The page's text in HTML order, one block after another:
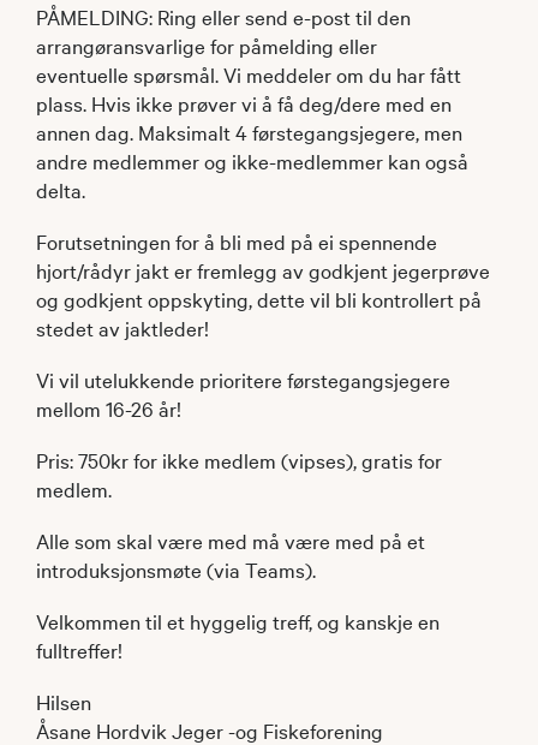
PÅMELDING: Ring eller send e-post til den
arrangøransvarlige for påmelding eller
eventuelle spørsmål. Vi meddeler om du har fått
plass. Hvis ikke prøver vi å få deg/dere med en
annen dag. Maksimalt 4 førstegangsjegere, men
andre medlemmer og ikke-medlemmer kan også
delta.
Forutsetningen for å bli med på ei spennende
hjort/rådyr jakt er fremlegg av godkjent jegerprøve
og godkjent oppskyting, dette vil bli kontrollert på
stedet av jaktleder!
Vi vil utelukkende prioritere førstegangsjegere
mellom 16-26 år!
Pris: 750kr for ikke medlem (vipses), gratis for
medlem.
Alle som skal være med må være med på et
introduksjonsmøte (via Teams).
Velkommen til et hyggelig treff, og kanskje en
fulltreffer!
Hilsen
Åsane Hordvik Jeger -og Fiskeforening